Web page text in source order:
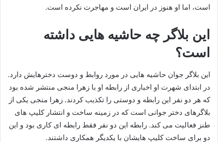
است، اما او هنوز در ایران است و مهاجرت نکرده است.
این بلاگر چه حاشیه هایی داشته
است؟
این بلاگر جوان حاشیه هایی در مورد روابط و دوست دخترهایش دارد.
در ابتدای شهرت او اخباری از رابطه او با زهرا منجی منتشر شده بود
که هر دو نفر این رابطه و دوستی را تکذیب کردند. زهرا منجی یکی از
بلاگرهای دختر جوانی است که در زمینه ساخت و انتشار کلیپ های
طنز فعالیت می کند. رابطه این دو نفر فقط رابطه ای کاری بود و این
دو برای ساخت کلیپ هایشان با یکدیگر همکاری داشتند.